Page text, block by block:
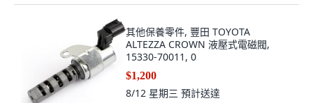
其他保養零件, 豐田 TOYOTA
ALTEZZA CROWN 液壓式電磁閥,
15330-70011, 0
$1,200
8/12 星期三 預計送達